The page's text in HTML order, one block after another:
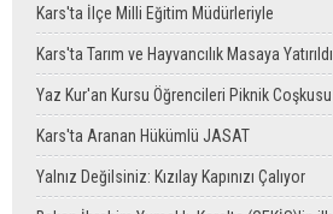
Bayrağı Görenlerin Beğenisini Topladı
Kars'ta İlçe Milli Eğitim Müdürleriyle
Değerlendirme Toplantısı
Kars'ta Tarım ve Hayvancılık Masaya Yatırıldı
Yaz Kur'an Kursu Öğrencileri Piknik Coşkusu
Yaşadı
Kars'ta Aranan Hükümlü JASAT
Operasyonuyla Yakalandı
Yalnız Değilsiniz: Kızılay Kapınızı Çalıyor